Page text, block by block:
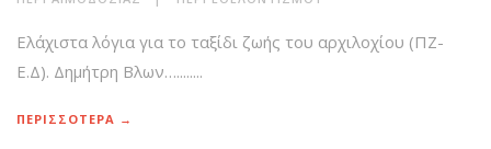
Ελάχιστα λόγια για το ταξίδι ζωής του αρχιλοχίου (ΠΖ-
Ε.Δ). Δημήτρη Βλων…........
ΠΕΡΙΣΣΟΤΕΡΑ →